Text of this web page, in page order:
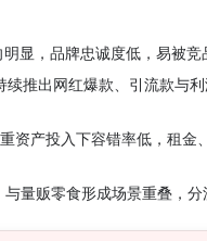
显，品牌忠诚度低，易被竞
续推出网红爆款、引流款与
资产投入下容错率低，租金
量贩零食形成场景重叠，分